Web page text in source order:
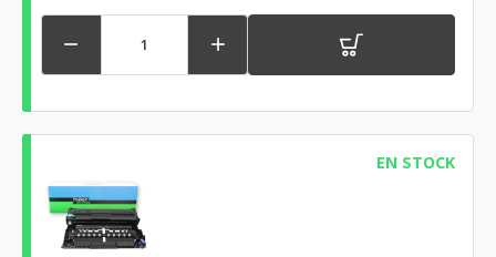
 
EN STOCK